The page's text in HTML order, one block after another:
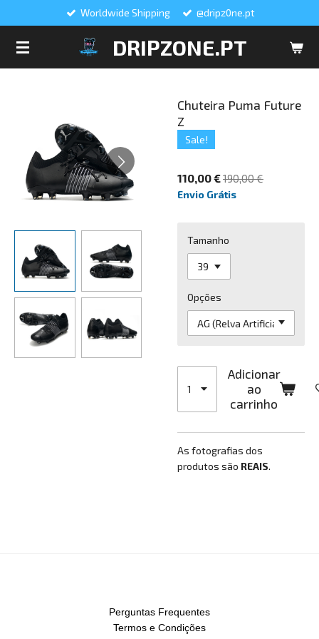
DRIPZONE.PT
Worldwide Shipping @dripz0ne.pt
Chuteira Puma Future
Z
Sale!
110,00 €190,00 €
Envio Grátis
Tamanho
Opções
Adicionar
ao
carrinho
As fotografias dos
produtos são REAIS.
Perguntas Frequentes
Termos e Condições